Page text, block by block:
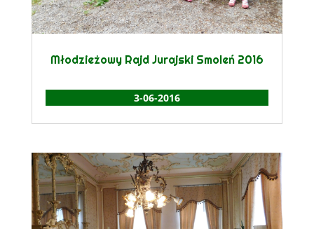
Młodzieżowy Rajd Jurajski Smoleń 2016
3-06-2016